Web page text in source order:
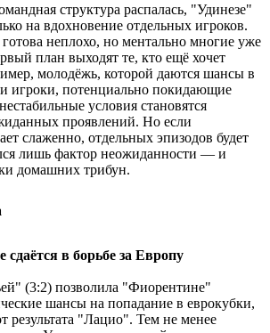
структура распалась, "Удинезе"
на вдохновение отдельных игроков.
неплохо, но ментально многие уже
план выходят те, кто ещё хочет
молодёжь, которой даются шансы в
игроки, потенциально покидающие
условия становятся
проявлений. Но если
слаженно, отдельных эпизодов будет
лишь фактор неожиданности — и
домашних трибун.
в борьбе за Европу
(3:2) позволила "Фиорентине"
шансы на попадание в еврокубки,
результата "Лацио". Тем не менее